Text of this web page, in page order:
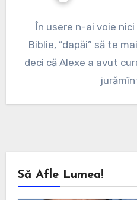
În usere n-ai voie
Biblie, ”dapăi” să te
deci că Alexe a avut
Să Afle Lumea!